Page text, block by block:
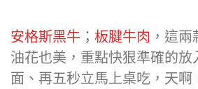
安格斯黑牛 ； 板腱牛肉 ，這兩
油花也美，重點快狠準確的放
面、再五秒立馬上桌吃，天啊